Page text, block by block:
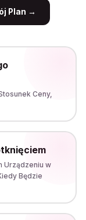
Plan →
Ceny,
Urządzeniu w
Będzie